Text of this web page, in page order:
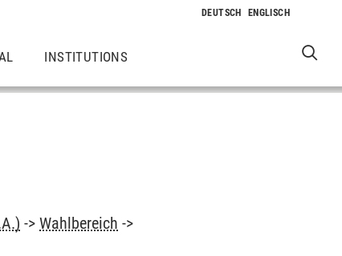
INSTITUTIONS
->Wahlbereich ->